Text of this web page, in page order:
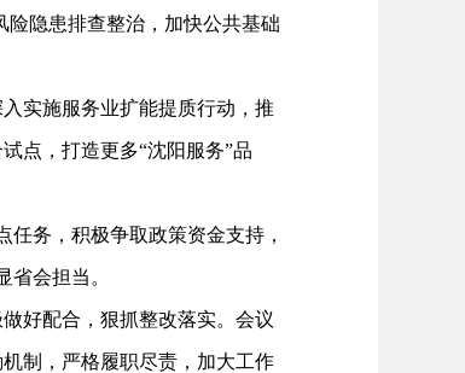
险隐患排查整治，加快公共基础
实施服务业扩能提质行动，推
点，打造更多“沈阳服务”品
务，积极争取政策资金支持，
会担当。
好配合，狠抓整改落实。会议
制，严格履职尽责，加大工作